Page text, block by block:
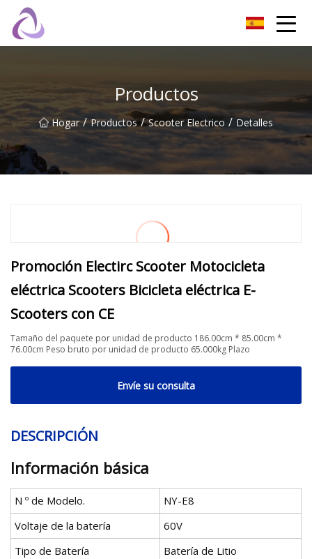
Productos
Hogar / Productos / Scooter Electrico / Detalles
Promoción Electirc Scooter Motocicleta
eléctrica Scooters Bicicleta eléctrica E-
Scooters con CE
Tamaño del paquete por unidad de producto 186.00cm * 85.00cm *
76.00cm Peso bruto por unidad de producto 65.000kg Plazo
Envíe su consulta
DESCRIPCIÓN
Información básica
N º de Modelo.
NY-E8
Voltaje de la batería
60V
Tipo de Batería
Batería de Litio